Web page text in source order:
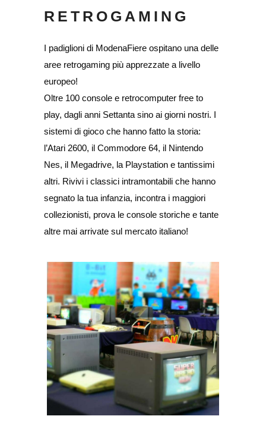
RETROGAMING
I padiglioni di ModenaFiere ospitano una delle
aree retrogaming più apprezzate a livello
europeo!
Oltre 100 console e retrocomputer free to
play, dagli anni Settanta sino ai giorni nostri. I
sistemi di gioco che hanno fatto la storia:
l’Atari 2600, il Commodore 64, il Nintendo
Nes, il Megadrive, la Playstation e tantissimi
altri. Rivivi i classici intramontabili che hanno
segnato la tua infanzia, incontra i maggiori
collezionisti, prova le console storiche e tante
altre mai arrivate sul mercato italiano!